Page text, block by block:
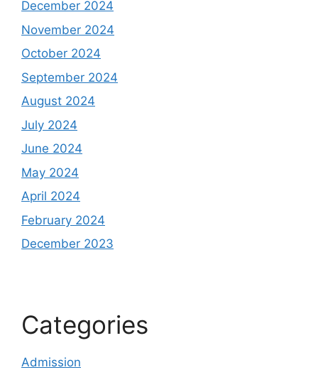
December 2024
November 2024
October 2024
September 2024
August 2024
July 2024
June 2024
May 2024
April 2024
February 2024
December 2023
Categories
Admission